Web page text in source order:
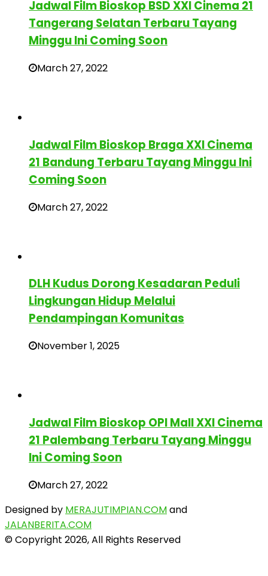
Jadwal Film Bioskop BSD XXI Cinema 21
Tangerang Selatan Terbaru Tayang
Minggu Ini Coming Soon
March 27, 2022
Jadwal Film Bioskop Braga XXI Cinema
21 Bandung Terbaru Tayang Minggu Ini
Coming Soon
March 27, 2022
DLH Kudus Dorong Kesadaran Peduli
Lingkungan Hidup Melalui
Pendampingan Komunitas
November 1, 2025
Jadwal Film Bioskop OPI Mall XXI Cinema
21 Palembang Terbaru Tayang Minggu
Ini Coming Soon
March 27, 2022
Designed by MERAJUTIMPIAN.COMand
JALANBERITA.COM
© Copyright 2026, All Rights Reserved